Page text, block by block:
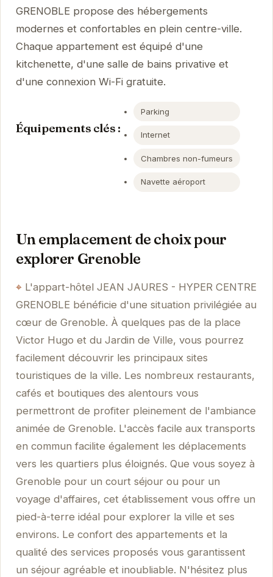
GRENOBLE propose des hébergements
modernes et confortables en plein centre-ville.
Chaque appartement est équipé d'une
kitchenette, d'une salle de bains privative et
d'une connexion Wi-Fi gratuite.
Équipements clés :
Parking
Internet
Chambres non-fumeurs
Navette aéroport
Un emplacement de choix pour
explorer Grenoble
L'appart-hôtel JEAN JAURES - HYPER CENTRE
GRENOBLE bénéficie d'une situation privilégiée au
cœur de Grenoble. À quelques pas de la place
Victor Hugo et du Jardin de Ville, vous pourrez
facilement découvrir les principaux sites
touristiques de la ville. Les nombreux restaurants,
cafés et boutiques des alentours vous
permettront de profiter pleinement de l'ambiance
animée de Grenoble. L'accès facile aux transports
en commun facilite également les déplacements
vers les quartiers plus éloignés. Que vous soyez à
Grenoble pour un court séjour ou pour un
voyage d'affaires, cet établissement vous offre un
pied-à-terre idéal pour explorer la ville et ses
environs. Le confort des appartements et la
qualité des services proposés vous garantissent
un séjour agréable et inoubliable. N'hésitez plus